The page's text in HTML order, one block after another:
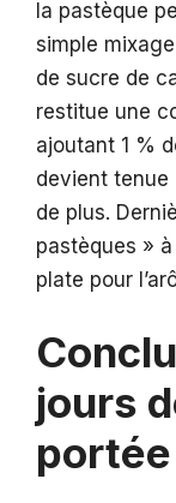
la pastèque
simple
de sucre de
restitue une
ajoutant 1 %
devient tenue
de plus.
pastèques »
plate pour
jours